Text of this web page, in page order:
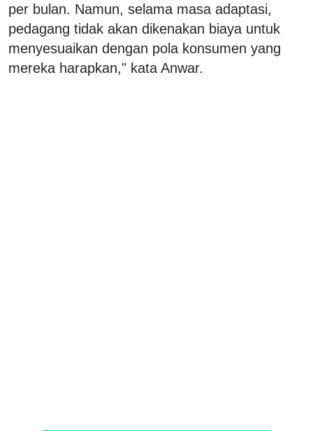
per bulan. Namun, selama masa adaptasi,
pedagang tidak akan dikenakan biaya untuk
menyesuaikan dengan pola konsumen yang
mereka harapkan," kata Anwar.